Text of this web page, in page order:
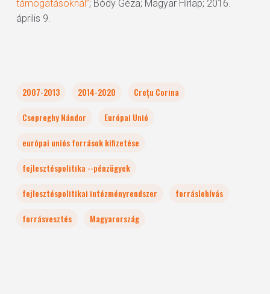
támogatásoknál”; Bódy Géza; Magyar Hírlap; 2016.
április 9.
2007-2013 2014-2020
Crețu Corina
Csepreghy Nándor
Európai Unió
európai uniós források kifizetése
fejlesztéspolitika --pénzügyek
fejlesztéspolitikai intézményrendszer
forráslehívás
forrásvesztés
Magyarország